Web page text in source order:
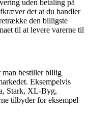
uden betaling på
det at du handler
den billigste
til at levere varerne til
man bestiller billig
Eksempelvis
Stark, XL-Byg,
tilbyder for eksempel